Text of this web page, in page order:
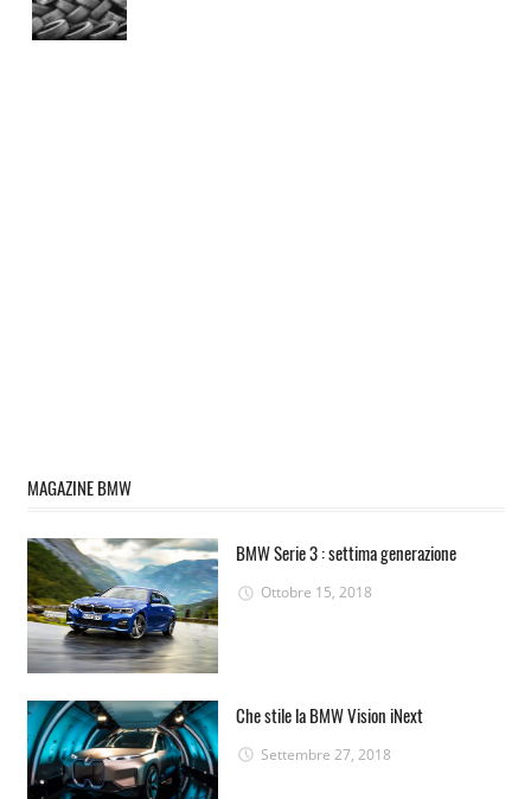
MAGAZINE BMW
BMW Serie 3 : settima generazione
Ottobre 15, 2018
Che stile la BMW Vision iNext
Settembre 27, 2018